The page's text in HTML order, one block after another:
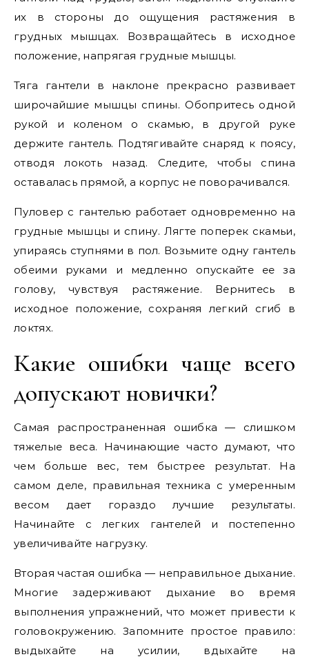
их в стороны до ощущения растяжения в
грудных мышцах. Возвращайтесь в исходное
положение, напрягая грудные мышцы.
Тяга гантели в наклоне прекрасно развивает
широчайшие мышцы спины. Обопритесь одной
рукой и коленом о скамью, в другой руке
держите гантель. Подтягивайте снаряд к поясу,
отводя локоть назад. Следите, чтобы спина
оставалась прямой, а корпус не поворачивался.
Пуловер с гантелью работает одновременно на
грудные мышцы и спину. Лягте поперек скамьи,
упираясь ступнями в пол. Возьмите одну гантель
обеими руками и медленно опускайте ее за
голову, чувствуя растяжение. Вернитесь в
исходное положение, сохраняя легкий сгиб в
локтях.
Какие ошибки чаще всего
допускают новички?
Самая распространенная ошибка — слишком
тяжелые веса. Начинающие часто думают, что
чем больше вес, тем быстрее результат. На
самом деле, правильная техника с умеренным
весом дает гораздо лучшие результаты.
Начинайте с легких гантелей и постепенно
увеличивайте нагрузку.
Вторая частая ошибка — неправильное дыхание.
Многие задерживают дыхание во время
выполнения упражнений, что может привести к
головокружению. Запомните простое правило:
выдыхайте на усилии, вдыхайте на